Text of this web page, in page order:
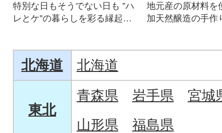
特別な日もそうでない日も ”ハ
レとケ”の暮らしを彩る縁起の
地元産の原材料を
加天然醸造の手作
北海道 北海道
東北
青森県 岩手県
宮城
山形県
福島県